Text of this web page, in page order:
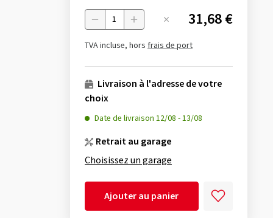
Menge 31,68 €
TVA incluse, hors frais de port
Livraison à l'adresse de votre
choix
Date de livraison 12/08 -13/08
Retrait au garage
Choisissez un garage
Ajouter au panier